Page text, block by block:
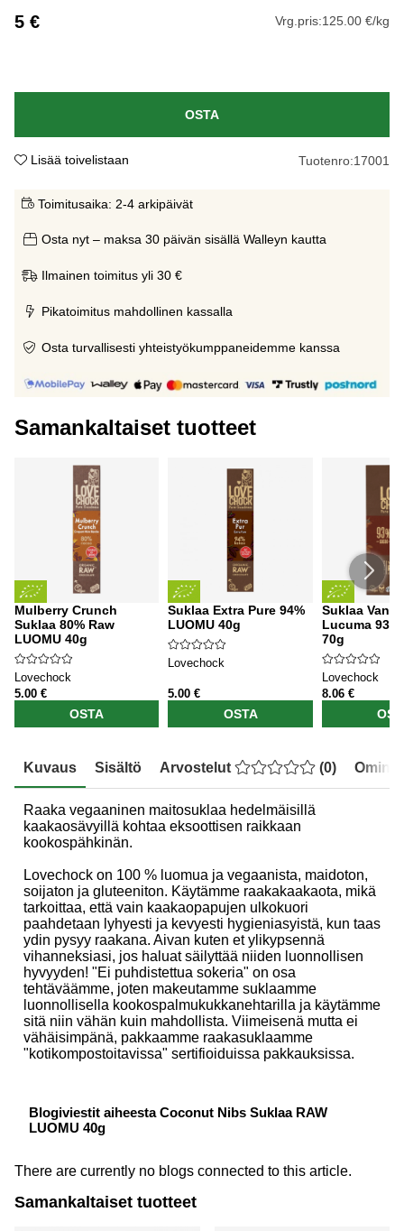
5 € Vrg.pris:125.00 €/kg
OSTA
Lisää toivelistaan Tuotenro:17001
Toimitusaika: 2-4 arkipäivät
Osta nyt – maksa 30 päivän sisällä Walleyn kautta
Ilmainen toimitus yli 30 €
Pikatoimitus mahdollinen kassalla
Osta turvallisesti yhteistyökumppaneidemme kanssa
Samankaltaiset tuotteet
Mulberry Crunch
Suklaa 80% Raw
LUOMU 40g
Lovechock
5.00 €
OSTA
Suklaa Extra Pure 94%
LUOMU 40g
Lovechock
5.00 €
OSTA
Suklaa
Lucuma
70g
Lovechock
8.06 €
Kuvaus Sisältö Arvostelut (0)
Raaka vegaaninen maitosuklaa hedelmäisillä
kaakaosävyillä kohtaa eksoottisen raikkaan
kookospähkinän.
Lovechock on 100 % luomua ja vegaanista, maidoton,
soijaton ja gluteeniton. Käytämme raakakaakaota, mikä
tarkoittaa, että vain kaakaopapujen ulkokuori
paahdetaan lyhyesti ja kevyesti hygieniasyistä, kun taas
ydin pysyy raakana. Aivan kuten et ylikypsennä
vihanneksiasi, jos haluat säilyttää niiden luonnollisen
hyvyyden! "Ei puhdistettua sokeria" on osa
tehtäväämme, joten makeutamme suklaamme
luonnollisella kookospalmukukkanehtarilla ja käytämme
sitä niin vähän kuin mahdollista. Viimeisenä mutta ei
vähäisimpänä, pakkaamme raakasuklaamme
"kotikompostoitavissa" sertifioiduissa pakkauksissa.
Blogiviestit aiheesta Coconut Nibs Suklaa RAW
LUOMU 40g
There are currently no blogs connected to this article.
Samankaltaiset tuotteet